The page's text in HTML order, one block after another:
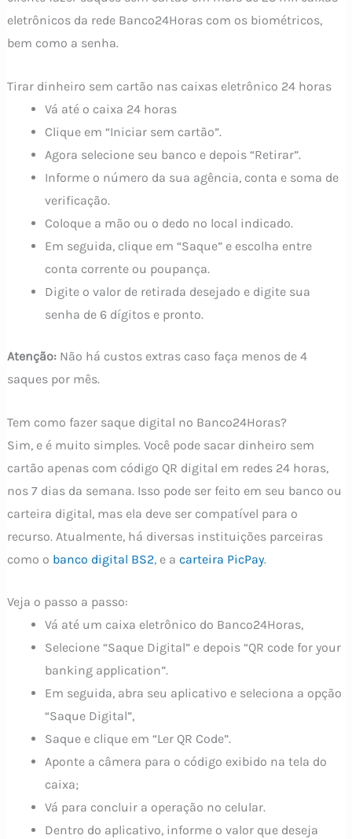
eletrônicos da rede Banco24Horas com os biométricos,
bem como a senha.
Tirar dinheiro sem cartão nas caixas eletrônico 24 horas
Vá até o caixa 24 horas
Clique em “Iniciar sem cartão”.
Agora selecione seu banco e depois “Retirar”.
Informe o número da sua agência, conta e soma de
verificação.
Coloque a mão ou o dedo no local indicado.
Em seguida, clique em “Saque” e escolha entre
conta corrente ou poupança.
Digite o valor de retirada desejado e digite sua
senha de 6 dígitos e pronto.
Atenção:Não há custos extras caso faça menos de 4
saques por mês.
Tem como fazer saque digital no Banco24Horas?
Sim, e é muito simples. Você pode sacar dinheiro sem
cartão apenas com código QR digital em redes 24 horas,
nos 7 dias da semana. Isso pode ser feito em seu banco ou
carteira digital, mas ela deve ser compatível para o
recurso. Atualmente, há diversas instituições parceiras
como o banco digital BS2, e a carteira PicPay.
Veja o passo a passo:
Vá até um caixa eletrônico do Banco24Horas,
Selecione “Saque Digital” e depois “QR code for your
banking application”.
Em seguida, abra seu aplicativo e seleciona a opção
“Saque Digital”,
Saque e clique em “Ler QR Code”.
Aponte a câmera para o código exibido na tela do
caixa;
Vá para concluir a operação no celular.
Dentro do aplicativo, informe o valor que deseja